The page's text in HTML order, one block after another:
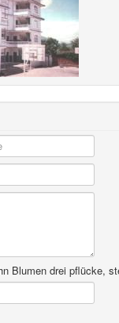
Blumen drei pflücke,